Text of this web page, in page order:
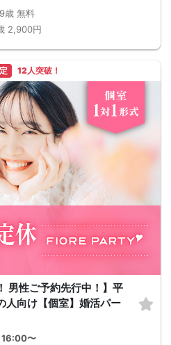
歳 無料
2,900円
12人突破！
男性ご予約先行中！】平
人向け【個室】婚活パー
16:00〜